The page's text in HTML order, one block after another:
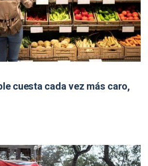
cuesta cada vez más caro,